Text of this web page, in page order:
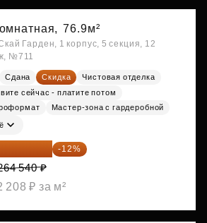
76.9м²
Гарден, 1 корпус, 5 секция, 12
№711
Сдана Скидка
Чистовая отделка
сейчас - платите потом
Мастер-зона с гардеробной
312 795 ₽ -12%
540 ₽
208 ₽ за м²